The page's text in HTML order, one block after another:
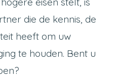
die de kennis, de
heeft om uw
te houden. Bent u